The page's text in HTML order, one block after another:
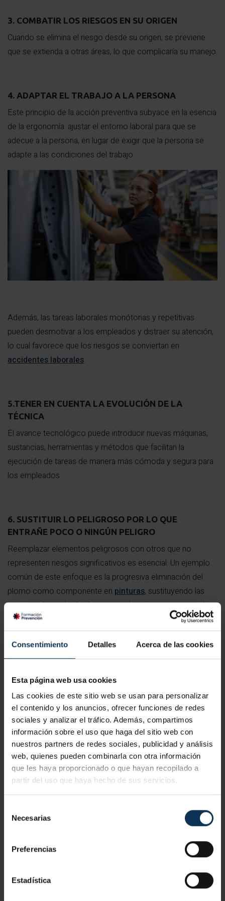
Consentimiento Detalles Acerca de las cookies
Esta página web usa cookies
Las cookies de este sitio web se usan para personalizar
el contenido y los anuncios, ofrecer funciones de redes
sociales y analizar el tráfico. Además, compartimos
información sobre el uso que haga del sitio web con
nuestros partners de redes sociales, publicidad y análisis
web, quienes pueden combinarla con otra información
que les haya proporcionado o que hayan recopilado a
partir del uso que haya hecho de sus servicios.
Necesarias
Preferencias
Estadística
3. COMBATIR LOS RIESGOS EN SU ORIGEN
Cuando se elimina el riesgo desde su origen, se previene
que se extienda a otras áreas, lo que complicaría su manejo.
4. ADAPTAR EL TRABAJO A LA PERSONA
Este principio de la acción preventiva subyace en la esencia
de la ergonomía: ajustar el entorno laboral para que se
adecue a la persona, en lugar de exigir que la persona se
adapte a las condiciones del trabajo.
Además, las tareas laborales monótonas y repetitivas
pueden desmotivar a los empleados y distraer su atención,
lo cual favorece que los riesgos se conviertan en
accidentes laborales.
5.TENER EN CUENTA LA EVOLUCIÓN DE LA
TÉCNICA
El avance tecnológico puede introducir nuevas máquinas,
sustancias, herramientas y métodos que facilitan la
ejecución de tareas de manera más cómoda y segura para
los empleados.
6. SUSTITUIR LO PELIGROSO POR LO QUE
ENTRAÑE POCO O NINGÚN PELIGRO
Reemplazar elementos peligrosos con otros que no
representen riesgos significativos es esencial. Un ejemplo
común de este enfoque es la progresiva eliminación del
plomo como componente en pinturas, sustituyendo las
pinturas a base de disolventes por las pinturas acuosas, lo
que reduce notablemente los peligros asociados.
Para lograr este principio de la acción preventiva es
esencial desarrollar un enfoque integral que abarque la
tecnología, la estructura organizativa, el entorno laboral, las
dinámicas sociales y el impacto de los factores
ambientales en el trabajo.
Laplanificación efectiva de la prevención requiere una
comprensión profunda de nuestra situación actual para
poder visualizar y trabajar hacia el futuro deseado.
PROTECCIÓN COLECTIVA A LA INDIVIDUAL
promoviendo así la seguridad en general y minimizando la